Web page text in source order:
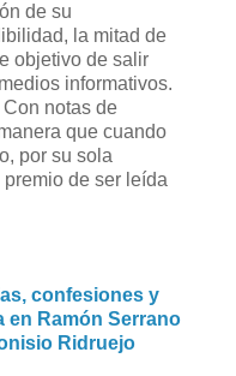
de su
la mitad de
objetivo de salir
informativos.
notas de
que cuando
por su sola
de ser leída
confesiones y
en Ramón Serrano
Ridruejo